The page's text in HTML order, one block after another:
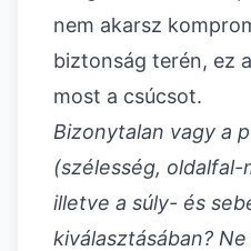
nem akarsz
biztonság terén, ez
most a csúcsot.
Bizonytalan vagy a
(szélesség, oldalfal-
illetve a súly- és
kiválasztásában?